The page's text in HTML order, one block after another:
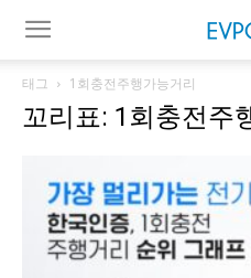
태그 1회충전주행가능거리
꼬리표: 1회충전주